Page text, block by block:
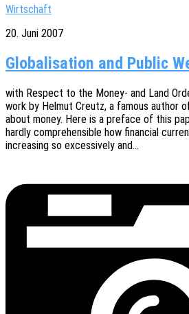
Wirtschaft
20. Juni 2007
Globalisation and Public
with Respect to the Money- and Land
work by Helmut Creutz, a famous author
about money. Here is a preface of this
hardly compre­hen­si­ble how finan­cial
incre­asing so exces­si­ve­ly and…